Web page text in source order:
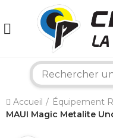
Accueil Équipement
MAUI Magic Metalite
Bonjour ! Je